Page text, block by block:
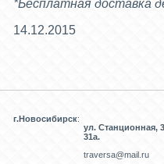
*Бесплатная доставка
14.12.2015
г.Новосибирск:
ул. Станционная,
31а.
traversa@mail.ru